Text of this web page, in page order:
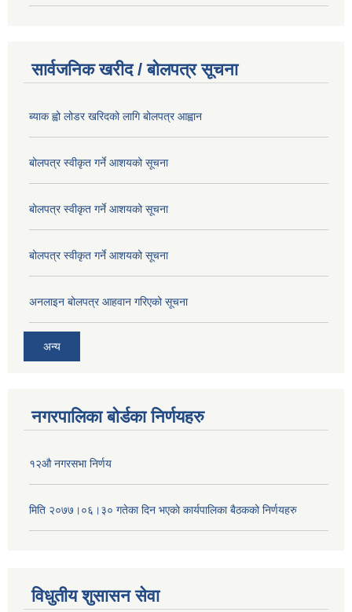
सार्वजनिक खरीद / बोलपत्र सूचना
ब्याक ह्वो लोडर खरिदको लागि बोलपत्र आह्वान
बोलपत्र स्वीकृत गर्ने आशयको सूचना
बोलपत्र स्वीकृत गर्ने आशयको सूचना
बोलपत्र स्वीकृत गर्ने आशयको सूचना
अनलाइन बोलपत्र आहवान गरिएको सूचना
अन्य
नगरपालिका बोर्डका निर्णयहरु
१२औ नगरसभा निर्णय
मिति २०७७।०६।३० गतेका दिन भएकाे कार्यपालिका बैठकको निर्णयहरु
विधुतीय शुसासन सेवा